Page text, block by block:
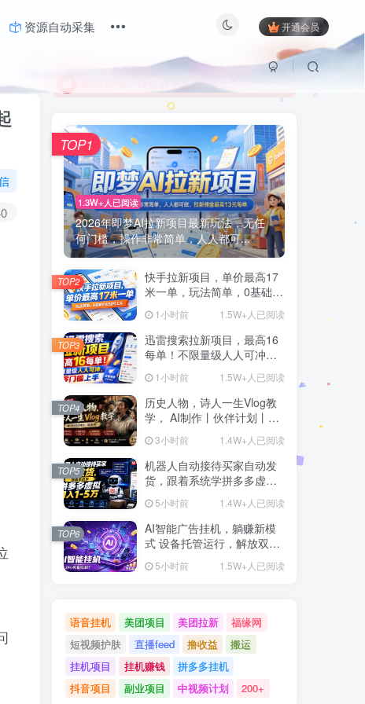
资源自动采集 开通会员
限时活动；目前月卡只需6.8元
限时活动；目前月卡只需6.8元
有问题联系及时联系站长
1.3W+人已阅读
2026年即梦AI拉新项目最新玩法，无任
何门槛，操作非常简单，人人都可...
TOP1
快手拉新项目，单价最高17
米一单，玩法简单，0基础也
1小时前 1.5W+人已阅读
TOP2
迅雷搜索拉新项目，最高16
每单！不限量级人人可冲，
零门槛上手(更新0807)
1小时前 1.5W+人已阅读
TOP3
历史人物，诗人一生Vlog教
学， AI制作丨伙伴计划丨精
选收益丨商单收徒 ，新领域
红利期，抓紧做
3小时前 1.4W+人已阅读
TOP4
机器人自动接待买家自动发
货，跟着系统学拼多多虚拟
月入1-5万
5小时前 1.4W+人已阅读
TOP5
AI智能广告挂机，躺赚新模
式 设备托管运行，解放双手
持续变现
5小时前 1.5W+人已阅读
TOP6
语音挂机 美团项目 美团拉新
福缘网
短视频护肤
直播feed 撸收益
搬运
挂机项目
挂机赚钱
拼多多挂机
抖音项目
副业项目 中视频计划 200+